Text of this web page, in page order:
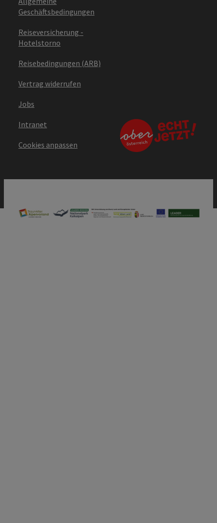
Geschäftsbedingungen
Reiseversicherung -
Hotelstorno
Reisebedingungen (ARB)
Vertrag widerrufen
Jobs
Intranet
Cookies anpassen